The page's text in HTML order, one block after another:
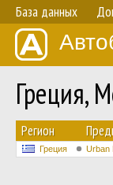
База данных
Греция,
Регион
Греция Urban